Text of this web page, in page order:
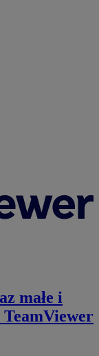
małe i
TeamViewer